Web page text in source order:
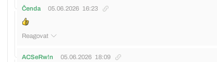
Čenda 05.06.2026 16:23
Reagovat
ACSeRw!n 05.06.2026 18:09